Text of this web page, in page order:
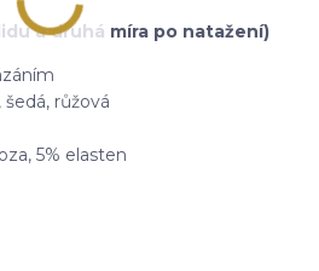
a druhá míra po natažení)
růžová
5% elasten